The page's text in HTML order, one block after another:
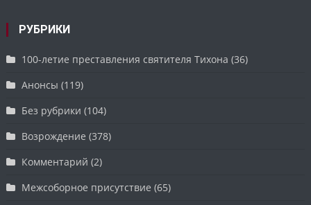
РУБРИКИ
100-летие преставления святителя Тихона (36)
Анонсы (119)
Без рубрики (104)
Возрождение (378)
Комментарий (2)
Межсоборное присутствие (65)